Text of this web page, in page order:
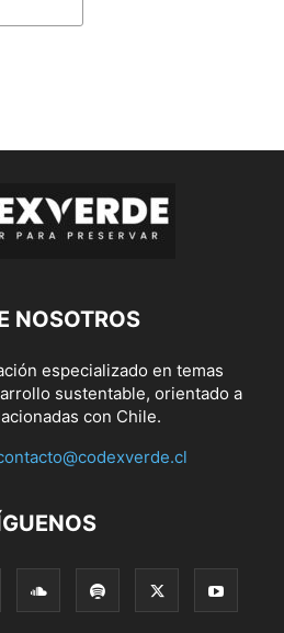
NOSOTROS
especializado en temas
sustentable, orientado a
con Chile.